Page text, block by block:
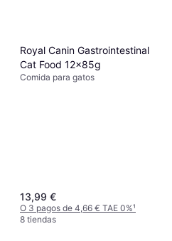
Royal Canin Gastrointestinal
Cat Food 12x85g
Comida para gatos
13,99 €
O 3 pagos de 4,66 € TAE 0%¹
8 tiendas